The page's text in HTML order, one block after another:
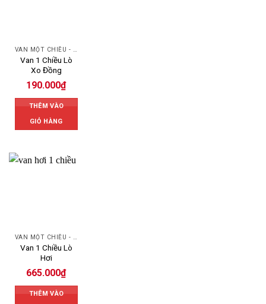
VAN MỘT CHIỀU - SWING CHECK VALVE
Van 1 Chiều Lò
Xo Đồng
190.000₫
THÊM VÀO
GIỎ HÀNG
VAN MỘT CHIỀU - SWING CHECK VALVE
Van 1 Chiều Lò
Hơi
665.000₫
THÊM VÀO